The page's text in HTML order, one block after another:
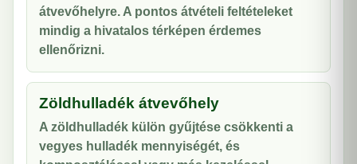
átvevőhelyre. A pontos átvételi feltételeket
mindig a hivatalos térképen érdemes
ellenőrizni.
Zöldhulladék átvevőhely
A zöldhulladék külön gyűjtése csökkenti a
vegyes hulladék mennyiségét, és